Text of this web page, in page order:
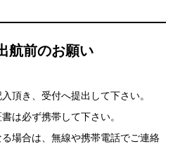
航前のお願い
頂き、受付へ提出して下さい。
は必ず携帯して下さい。
場合は、無線や携帯電話でご連絡